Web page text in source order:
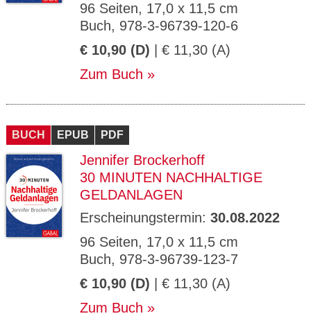
96 Seiten, 17,0 x 11,5 cm
Buch, 978-3-96739-120-6
€ 10,90 (D) | € 11,30 (A)
Zum Buch
BUCH EPUB PDF
Jennifer Brockerhoff
30 MINUTEN NACHHALTIGE
GELDANLAGEN
Erscheinungstermin: 30.08.2022
96 Seiten, 17,0 x 11,5 cm
Buch, 978-3-96739-123-7
€ 10,90 (D) | € 11,30 (A)
Zum Buch